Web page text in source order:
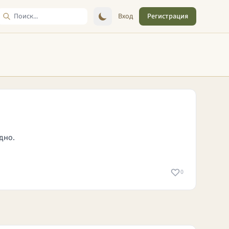
Вход Регистрация
0